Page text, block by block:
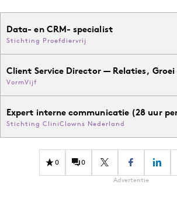
Data- en CRM- specialist
Stichting Proefdiervrij
Client Service Director — Relaties,
VormVijf
Expert interne communicatie (28 uur
Stichting CliniClowns Nederland
0 0
Advertentie